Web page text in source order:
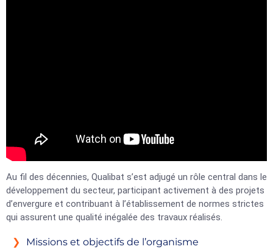
Au fil des décennies, Qualibat s’est adjugé un rôle central dans le
développement du secteur, participant activement à des projets
d’envergure et contribuant à l’établissement de normes strictes
qui assurent une qualité inégalée des travaux réalisés.
Missions et objectifs de l’organisme